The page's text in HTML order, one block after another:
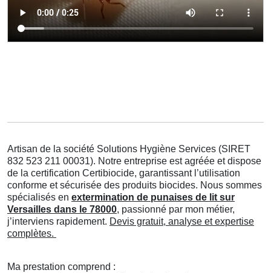
Artisan de la société Solutions Hygiène Services (SIRET
832 523 211 00031). Notre entreprise est agréée et dispose
de la certification Certibiocide, garantissant l’utilisation
conforme et sécurisée des produits biocides. Nous sommes
spécialisés en extermination de punaises de lit sur
Versailles dans le 78000, passionné par mon métier,
j’interviens rapidement. Devis gratuit, analyse et expertise
complètes.
Ma prestation comprend :